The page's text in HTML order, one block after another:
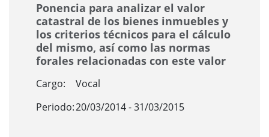
Ponencia para analizar el valor
catastral de los bienes inmuebles y
los criterios técnicos para el cálculo
del mismo, así como las normas
forales relacionadas con este valor
Cargo:
Vocal
Periodo:20/03/2014 - 31/03/2015